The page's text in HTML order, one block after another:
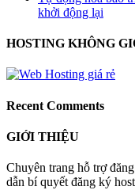
khởi động lại
HOSTING KHÔNG
Recent Comments
GIỚI THIỆU
Chuyên trang hỗ trợ
dẫn bí quyết đăng ký